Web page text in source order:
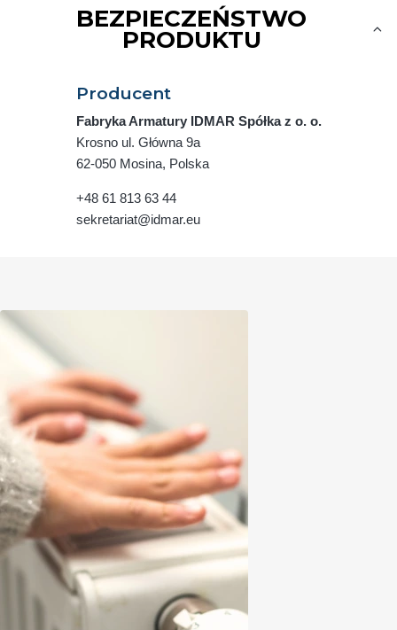
BEZPIECZEŃSTWO
PRODUKTU
Producent
Fabryka Armatury IDMAR Spółka z o. o.
Krosno ul. Główna 9a
62-050 Mosina, Polska
+48 61 813 63 44
sekretariat@idmar.eu